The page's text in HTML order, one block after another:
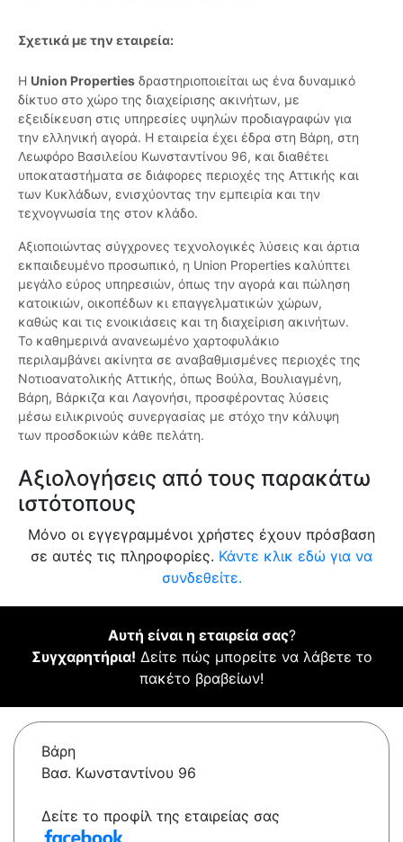
Σχετικά με την εταιρεία:
Η Union Properties δραστηριοποιείται ως ένα δυναμικό
δίκτυο στο χώρο της διαχείρισης ακινήτων, με
εξειδίκευση στις υπηρεσίες υψηλών προδιαγραφών για
την ελληνική αγορά. Η εταιρεία έχει έδρα στη Βάρη, στη
Λεωφόρο Βασιλείου Κωνσταντίνου 96, και διαθέτει
υποκαταστήματα σε διάφορες περιοχές της Αττικής και
των Κυκλάδων, ενισχύοντας την εμπειρία και την
τεχνογνωσία της στον κλάδο.
Αξιοποιώντας σύγχρονες τεχνολογικές λύσεις και άρτια
εκπαιδευμένο προσωπικό, η Union Properties καλύπτει
μεγάλο εύρος υπηρεσιών, όπως την αγορά και πώληση
κατοικιών, οικοπέδων κι επαγγελματικών χώρων,
καθώς και τις ενοικιάσεις και τη διαχείριση ακινήτων.
Το καθημερινά ανανεωμένο χαρτοφυλάκιο
περιλαμβάνει ακίνητα σε αναβαθμισμένες περιοχές της
Νοτιοανατολικής Αττικής, όπως Βούλα, Βουλιαγμένη,
Βάρη, Βάρκιζα και Λαγονήσι, προσφέροντας λύσεις
μέσω ειλικρινούς συνεργασίας με στόχο την κάλυψη
των προσδοκιών κάθε πελάτη.
Αξιολογήσεις από τους παρακάτω
ιστότοπους
Μόνο οι εγγεγραμμένοι χρήστες έχουν πρόσβαση
σε αυτές τις πληροφορίες. Κάντε κλικ εδώ για να
συνδεθείτε.
Αυτή είναι η εταιρεία σας?
Συγχαρητήρια! Δείτε πώς μπορείτε να λάβετε το
πακέτο βραβείων!
Βάρη
Βασ. Κωνσταντίνου 96
Δείτε το προφίλ της εταιρείας σας